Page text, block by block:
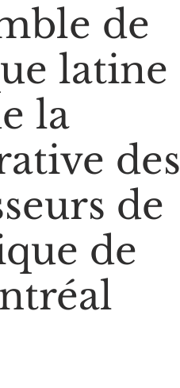
de
latine
la
des
de
de